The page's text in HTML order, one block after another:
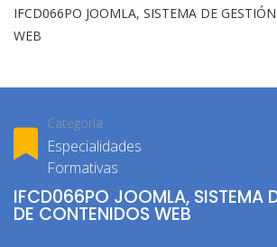
IFCD066PO JOOMLA, SISTEMA DE
WEB
Categoría
Especialidades
Formativas
IFCD066PO JOOMLA, SISTEMA
DE CONTENIDOS WEB